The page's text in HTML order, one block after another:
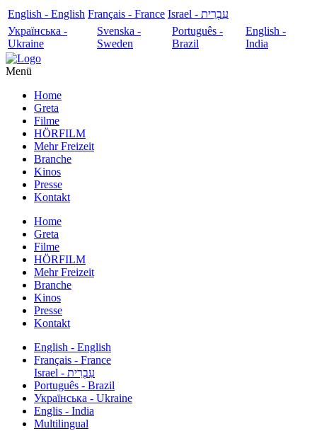
English - English Français - France
עִבְרִית - Israel
Українська -
Ukraine
Svenska -
Sweden
Português -
Brazil
English -
India
Menü
Home
Greta
Filme
HÖRFILM
Mehr Freizeit
Branche
Kinos
Presse
Kontakt
Home
Greta
Filme
HÖRFILM
Mehr Freizeit
Branche
Kinos
Presse
Kontakt
English - English
Français - France
עִבְרִית - Israel
Português - Brazil
Українська - Ukraine
Englis - India
Multilingual